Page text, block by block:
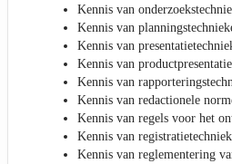
Kennis van
Kennis van
Kennis van
Kennis van
Kennis van
Kennis van redactionele
Kennis van regels voor het
Kennis van
Kennis van reglementering